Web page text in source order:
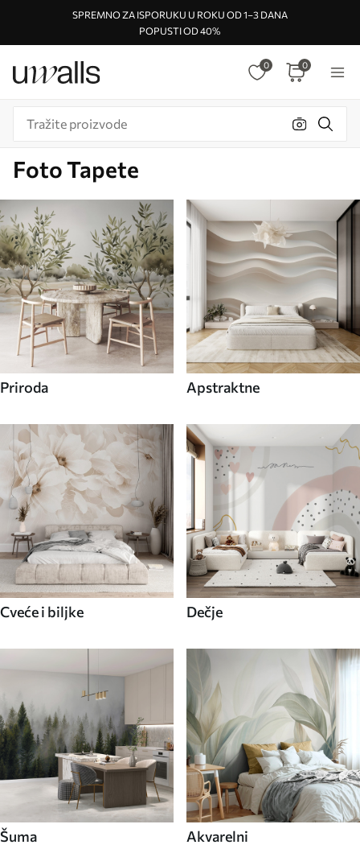
SPREMNO ZA ISPORUKU U ROKU OD 1–3 DANA
POPUSTI OD 40%
0 0
Foto Tapete
Priroda Apstraktne
Cveće i biljke Dečje
Šuma Akvarelni